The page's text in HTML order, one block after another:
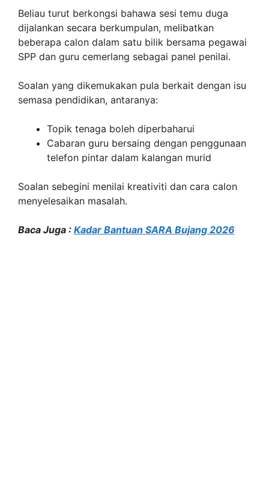
Beliau turut berkongsi bahawa sesi temu duga
dijalankan secara berkumpulan, melibatkan
beberapa calon dalam satu bilik bersama pegawai
SPP dan guru cemerlang sebagai panel penilai.
Soalan yang dikemukakan pula berkait dengan isu
semasa pendidikan, antaranya:
Topik tenaga boleh diperbaharui
Cabaran guru bersaing dengan penggunaan
telefon pintar dalam kalangan murid
Soalan sebegini menilai kreativiti dan cara calon
menyelesaikan masalah.
Baca Juga : Kadar Bantuan SARA Bujang 2026